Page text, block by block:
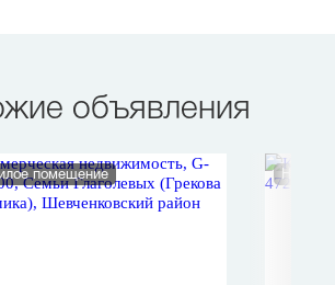
объявления
помещение